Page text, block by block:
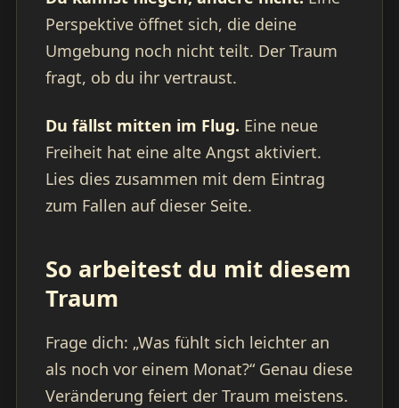
Perspektive öffnet sich, die deine
Umgebung noch nicht teilt. Der Traum
fragt, ob du ihr vertraust.
Du fällst mitten im Flug. Eine neue
Freiheit hat eine alte Angst aktiviert.
Lies dies zusammen mit dem Eintrag
zum Fallen auf dieser Seite.
So arbeitest du mit diesem
Traum
Frage dich: „Was fühlt sich leichter an
als noch vor einem Monat?“ Genau diese
Veränderung feiert der Traum meistens.